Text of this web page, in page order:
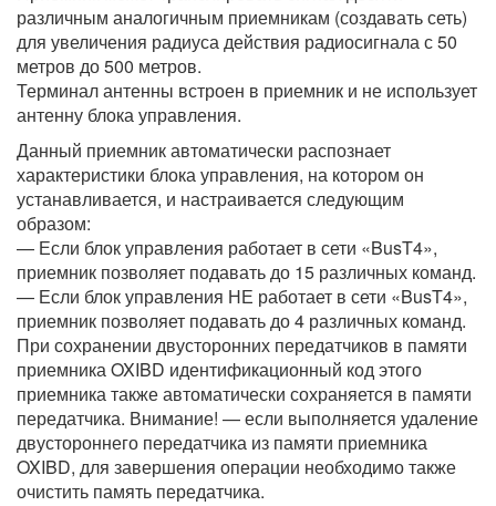
различным аналогичным приемникам (создавать сеть)
для увеличения радиуса действия радиосигнала с 50
метров до 500 метров.
Терминал антенны встроен в приемник и не использует
антенну блока управления.
Данный приемник автоматически распознает
характеристики блока управления, на котором он
устанавливается, и настраивается следующим
образом:
— Если блок управления работает в сети «BusT4»,
приемник позволяет подавать до 15 различных команд.
— Если блок управления НЕ работает в сети «BusT4»,
приемник позволяет подавать до 4 различных команд.
При сохранении двусторонних передатчиков в памяти
приемника OXIBD идентификационный код этого
приемника также автоматически сохраняется в памяти
передатчика. Внимание! — если выполняется удаление
двустороннего передатчика из памяти приемника
OXIBD, для завершения операции необходимо также
очистить память передатчика.